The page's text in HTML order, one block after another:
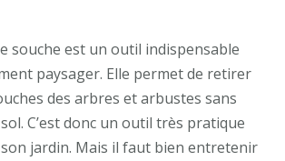
souche est un outil indispensable
paysager. Elle permet de retirer
des arbres et arbustes sans
C’est donc un outil très pratique
jardin. Mais il faut bien entretenir